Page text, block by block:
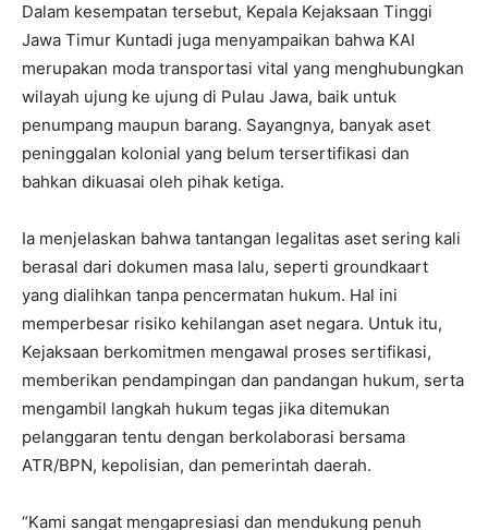
Dalam kesempatan tersebut, Kepala Kejaksaan Tinggi
Jawa Timur Kuntadi juga menyampaikan bahwa KAI
merupakan moda transportasi vital yang menghubungkan
wilayah ujung ke ujung di Pulau Jawa, baik untuk
penumpang maupun barang. Sayangnya, banyak aset
peninggalan kolonial yang belum tersertifikasi dan
bahkan dikuasai oleh pihak ketiga.
Ia menjelaskan bahwa tantangan legalitas aset sering kali
berasal dari dokumen masa lalu, seperti groundkaart
yang dialihkan tanpa pencermatan hukum. Hal ini
memperbesar risiko kehilangan aset negara. Untuk itu,
Kejaksaan berkomitmen mengawal proses sertifikasi,
memberikan pendampingan dan pandangan hukum, serta
mengambil langkah hukum tegas jika ditemukan
pelanggaran tentu dengan berkolaborasi bersama
ATR/BPN, kepolisian, dan pemerintah daerah.
“Kami sangat mengapresiasi dan mendukung penuh